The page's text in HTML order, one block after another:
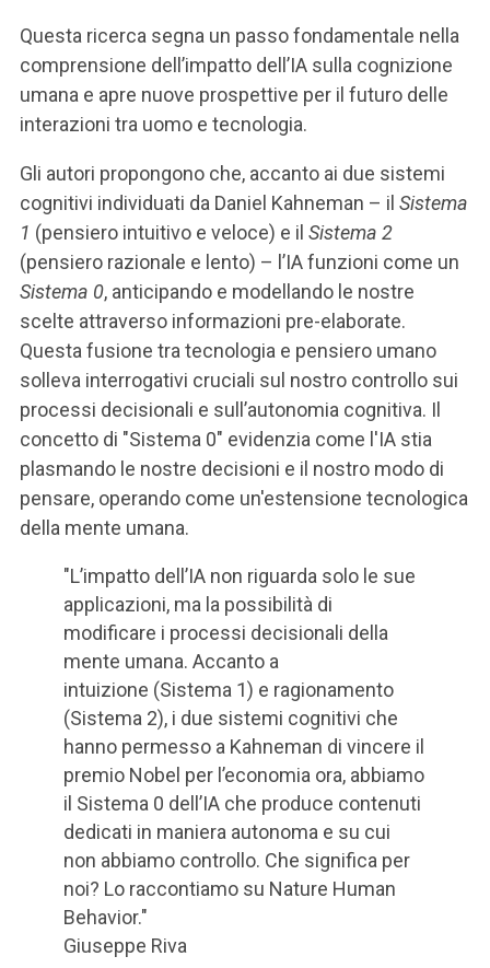
Questa ricerca segna un passo fondamentale nella
comprensione dell’impatto dell’IA sulla cognizione
umana e apre nuove prospettive per il futuro delle
interazioni tra uomo e tecnologia.
Gli autori propongono che, accanto ai due sistemi
cognitivi individuati da Daniel Kahneman – il Sistema
1 (pensiero intuitivo e veloce) e il Sistema 2
(pensiero razionale e lento) – l’IA funzioni come un
Sistema 0, anticipando e modellando le nostre
scelte attraverso informazioni pre-elaborate.
Questa fusione tra tecnologia e pensiero umano
solleva interrogativi cruciali sul nostro controllo sui
processi decisionali e sull’autonomia cognitiva. Il
concetto di "Sistema 0" evidenzia come l'IA stia
plasmando le nostre decisioni e il nostro modo di
pensare, operando come un'estensione tecnologica
della mente umana.
"L’impatto dell’IA non riguarda solo le sue
applicazioni, ma la possibilità di
modificare i processi decisionali della
mente umana. Accanto a
intuizione (Sistema 1) e ragionamento
(Sistema 2), i due sistemi cognitivi che
hanno permesso a Kahneman di vincere il
premio Nobel per l’economia ora, abbiamo
il Sistema 0 dell’IA che produce contenuti
dedicati in maniera autonoma e su cui
non abbiamo controllo. Che significa per
noi? Lo raccontiamo su Nature Human
Behavior."
Giuseppe Riva